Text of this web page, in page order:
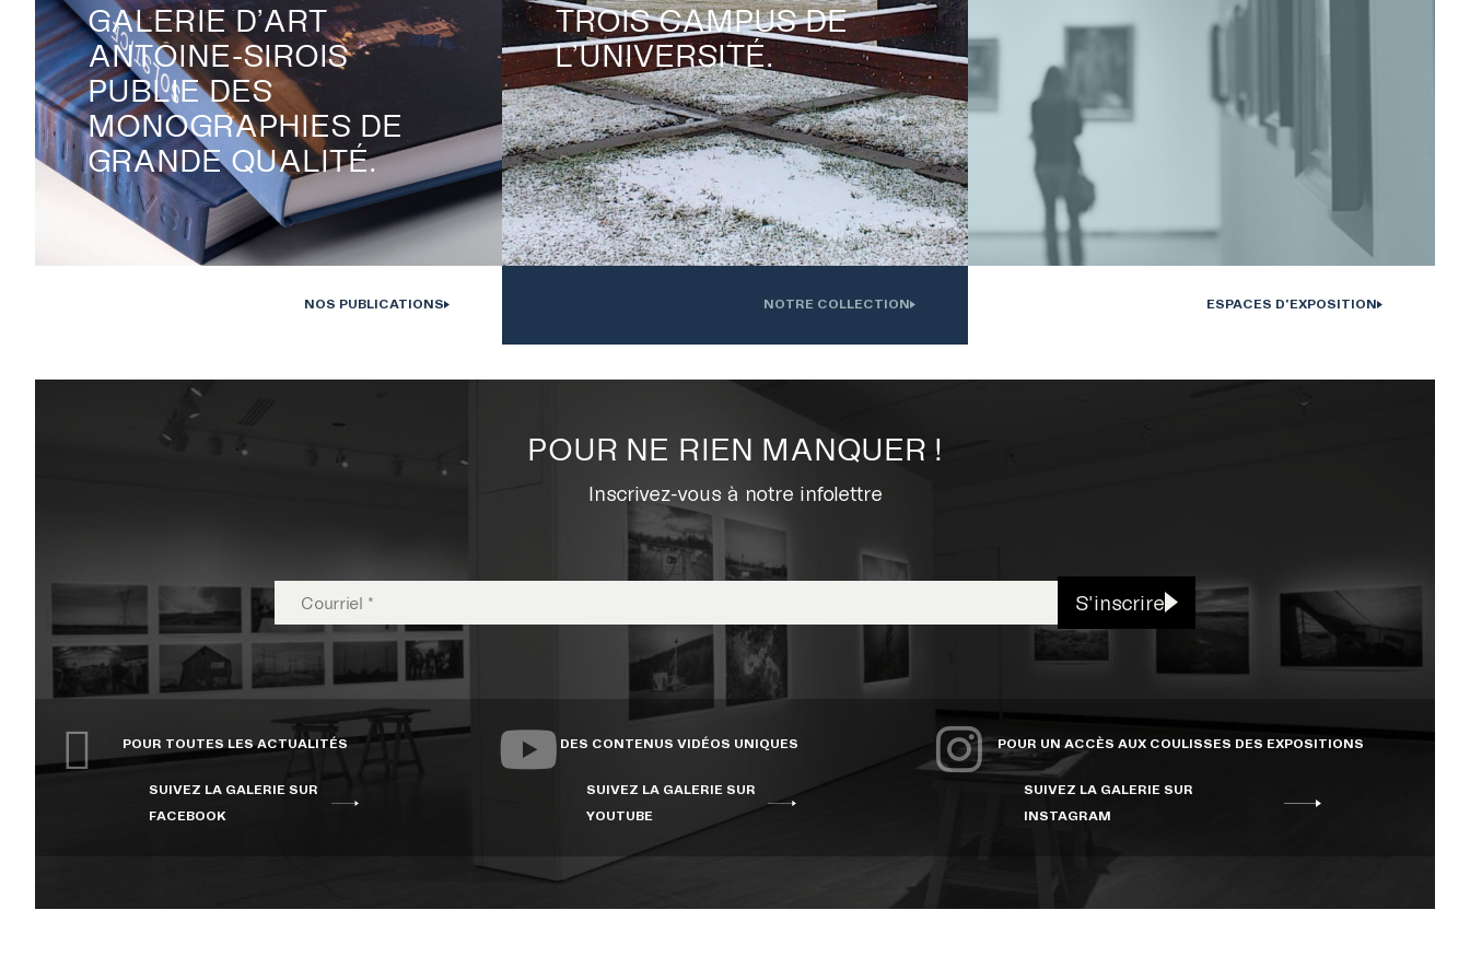
Monographies Solstice de Bertrand Carrière et Isabelle Hayeur. Photo : D.
GALERIE D’ART
ANTOINE-SIROIS
PUBLIE DES
MONOGRAPHIES DE
GRANDE QUALITÉ.
NOS PUBLICATIONS
Oeuvre installée devant l'Institution interdisciplinaire d'innovation
TROIS CAMPUS DE
L’UNIVERSITÉ.
NOTRE COLLECTION ESPACES D'EXPOSITION
POUR NE RIEN MANQUER !
Inscrivez-vous à notre infolettre
S'inscrire
POUR TOUTES LES ACTUALITÉS
SUIVEZ LA GALERIE SUR
FACEBOOK
DES CONTENUS VIDÉOS UNIQUES
SUIVEZ LA GALERIE SUR
YOUTUBE
POUR UN ACCÈS AUX COULISSES DES EXPOSITIONS
SUIVEZ LA GALERIE SUR
INSTAGRAM